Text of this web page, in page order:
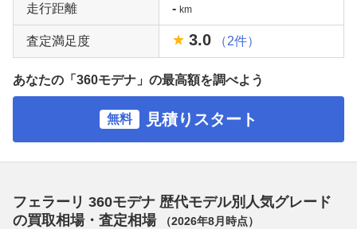
走行距離 - km
査定満足度 3.0 （2件）
あなたの「360モデナ」の最高額を調べよう
無料 見積りスタート
フェラーリ 360モデナ 歴代モデル別人気グレード
の買取相場・査定相場
（2026年8月 時点）